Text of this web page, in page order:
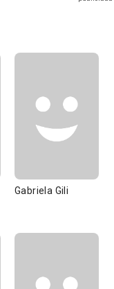
Gabriela Gili